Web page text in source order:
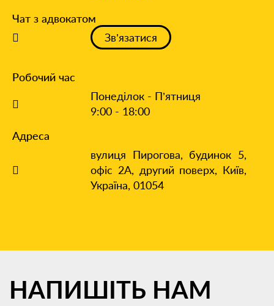
Чат з адвокатом
Зв’язатися
Робочий час
Понеділок - П’ятниця
9:00 - 18:00
Адреса
вулиця Пирогова, будинок 5,
офіс 2А, другий поверх, Київ,
Україна, 01054
НАПИШІТЬ НАМ